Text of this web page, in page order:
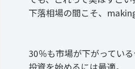
下落相場の間こそ、
30％も市場が下がっている